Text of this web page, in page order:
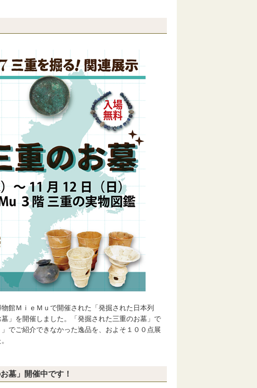
館ＭｉｅＭｕで開催された「発掘された日本列
」を開催しました。「発掘された三重のお墓」で
でご紹介できなかった逸品を、およそ１００点展
墓」開催中です！